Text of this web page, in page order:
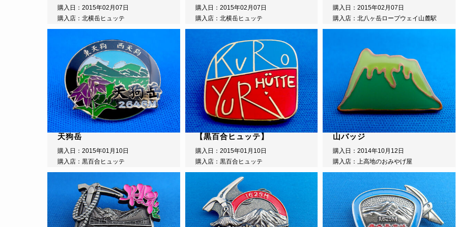
購入日：2015年02月07日
購入店：北横岳ヒュッテ
天狗岳
購入日：2015年01月10日
購入店：黒百合ヒュッテ
購入日：2015年02月07日
購入店：北横岳ヒュッテ
【黒百合ヒュッテ】
購入日：2015年01月10日
購入店：黒百合ヒュッテ
購入日：2015年02月07日
購入店：北八ヶ岳ロープウェイ山麓駅
山バッジ
購入日：2014年10月12日
購入店：上高地のおみやげ屋